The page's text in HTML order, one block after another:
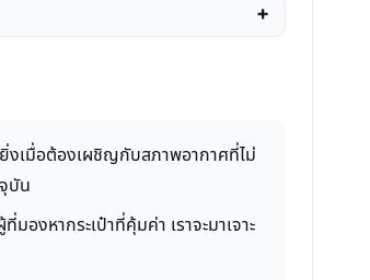
งเมื่อต้องเผชิญกับสภาพอากาศที่ไม่
บัน
งหากระเป๋าที่คุ้มค่า เราจะมาเจาะ